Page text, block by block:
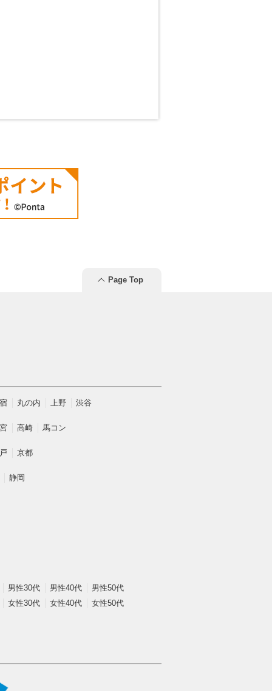
Page Top
丸の内 上野 渋谷
高崎 馬コン
京都
静岡
男性30代 男性40代
男性50代
女性30代 女性40代 女性50代